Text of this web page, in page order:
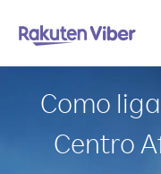
Como
Centro